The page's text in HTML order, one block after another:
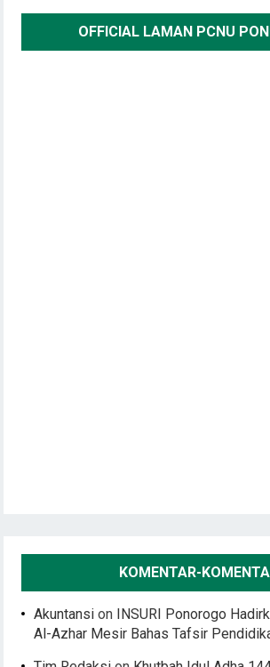
OFFICIAL LAMAN PCNU
KOMENTAR-
Akuntansi on
INSURI Ponorogo
Al-Azhar Mesir Bahas Tafsir